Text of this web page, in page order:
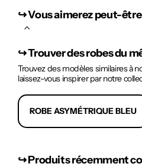
↪︎ Vous aimerez peut-
↪︎Trouver des robes du
Trouvez des modèles similaires à
laissez-vous inspirer par notre
ROBE ASYMÉTRIQUE BLEU
↪︎ Produits récemment